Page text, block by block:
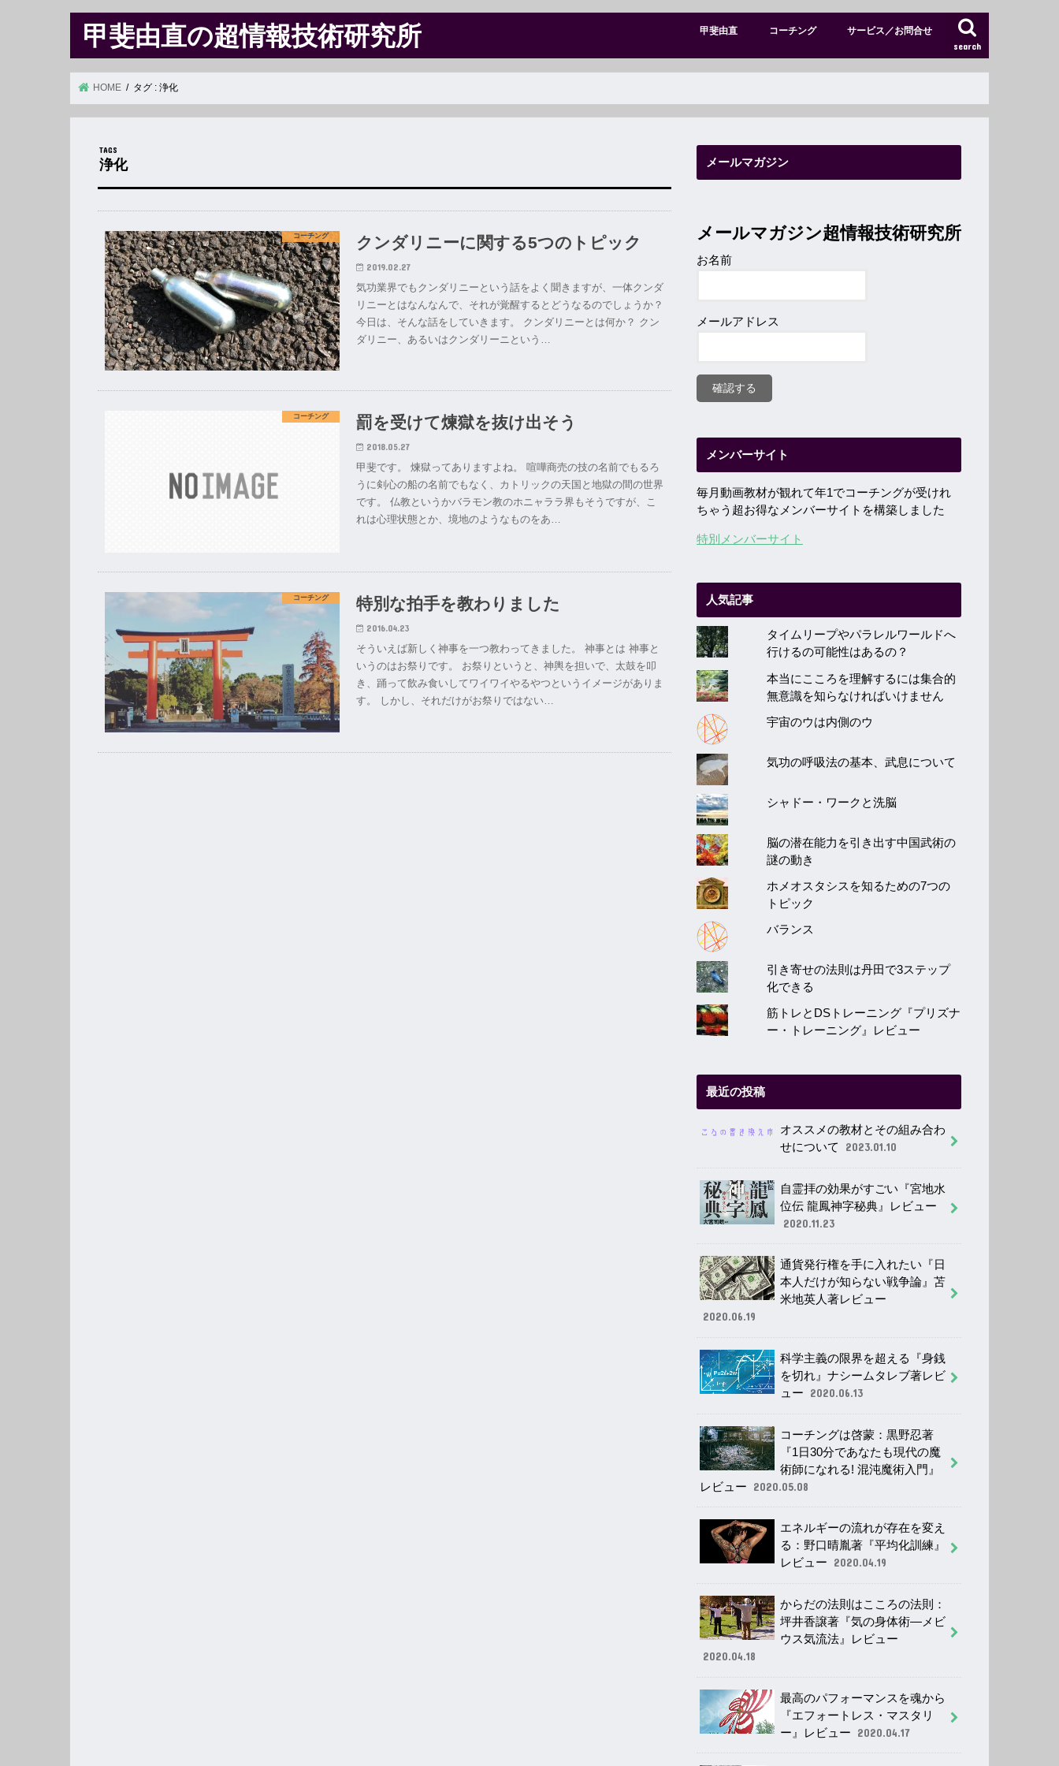
甲斐由直の超情報技術研究所 search
甲斐由直 コーチング
特別メンバーサイト
ショップ
サービス／お問合せ
HOME タグ : 浄化
浄化
コーチング クンダリニーに関する5つのトピック
2019.02.27
気功業界でもクンダリニーという話をよく聞きますが、一体クンダ
リニーとはなんなんで、それが覚醒するとどうなるのでしょうか？
今日は、そんな話をしていきます。 クンダリニーとは何か？ クン
ダリニー、あるいはクンダリーニという…
コーチング 罰を受けて煉獄を抜け出そう
2018.05.27
甲斐です。 煉獄ってありますよね。 喧嘩商売の技の名前でもるろ
うに剣心の船の名前でもなく、カトリックの天国と地獄の間の世界
です。 仏教というかバラモン教のホニャララ界もそうですが、こ
れは心理状態とか、境地のようなものをあ…
コーチング 特別な拍手を教わりました
2016.04.23
そういえば新しく神事を一つ教わってきました。 神事とは 神事と
いうのはお祭りです。 お祭りというと、神輿を担いで、太鼓を叩
き、踊って飲み食いしてワイワイやるやつというイメージがありま
す。 しかし、それだけがお祭りではない…
メールマガジン
メールマガジン超情報技術研究所
お名前
メールアドレス
メンバーサイト
毎月動画教材が観れて年1でコーチングが受けれ
ちゃう超お得なメンバーサイトを構築しました
特別メンバーサイト
人気記事
タイムリープやパラレルワールドへ
行けるの可能性はあるの？
本当にこころを理解するには集合的
無意識を知らなければいけません
宇宙のウは内側のウ
気功の呼吸法の基本、武息について
シャドー・ワークと洗脳
脳の潜在能力を引き出す中国武術の
謎の動き
ホメオスタシスを知るための7つの
トピック
バランス
引き寄せの法則は丹田で3ステップ
化できる
筋トレとDSトレーニング『プリズナ
ー・トレーニング』レビュー
最近の投稿
オススメの教材とその組み合わ
せについて
2023.01.10
自霊拝の効果がすごい『宮地水
位伝 龍鳳神字秘典』レビュー
2020.11.23
通貨発行権を手に入れたい『日
本人だけが知らない戦争論』苫
米地英人著レビュー
2020.06.19
科学主義の限界を超える『身銭
を切れ』ナシームタレブ著レビ
ュー
2020.06.13
コーチングは啓蒙：黒野忍著
『1日30分であなたも現代の魔
術師になれる! 混沌魔術入門』
レビュー
2020.05.08
エネルギーの流れが存在を変え
る：野口晴胤著『平均化訓練』
レビュー
2020.04.19
からだの法則はこころの法則：
坪井香譲著『気の身体術―メビ
ウス気流法』レビュー
2020.04.18
最高のパフォーマンスを魂から
『エフォートレス・マスタリ
ー』レビュー
2020.04.17